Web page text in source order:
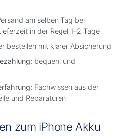
am selben Tag bei
in der Regel 1–2 Tage
bestellen mit klarer Absicherung
bequem und
Fachwissen aus der
und Reparaturen
zum iPhone Akku